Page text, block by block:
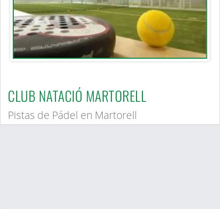
CLUB NATACIÓ MARTORELL
Pistas de Pádel en Martorell